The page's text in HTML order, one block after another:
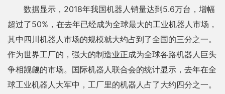
数据显示，2018年我国机器人销量达到5.6万台，增幅
超过了50%，在去年已经成为全球最大的工业机器人市场，
其中四川机器人市场的规模就大约占到了全国的三分之一。
作为世界工厂的，强大的制造业正成为全球各路机器人巨头
争相觊觎的市场。国际机器人联合会的统计显示，去年在全
球工业机器人大军中，工厂里的机器人占了大约四分之一。